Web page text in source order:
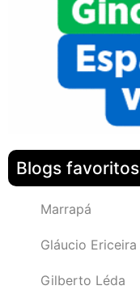
Blogs favoritos
Marrapá
Gláucio Ericeira
Gilberto Léda